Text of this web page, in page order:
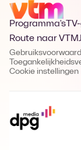
Programma's
Route naar VTM
Cookie instellingen